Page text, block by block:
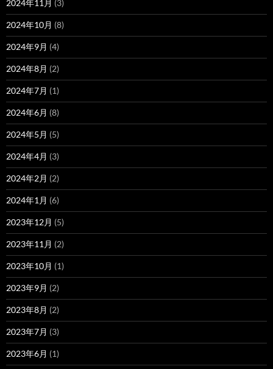
2024年11月 (3)
2024年10月 (8)
2024年9月 (4)
2024年8月 (2)
2024年7月 (1)
2024年6月 (8)
2024年5月 (5)
2024年4月 (3)
2024年2月 (2)
2024年1月 (6)
2023年12月 (5)
2023年11月 (2)
2023年10月 (1)
2023年9月 (2)
2023年8月 (2)
2023年7月 (3)
2023年6月 (1)